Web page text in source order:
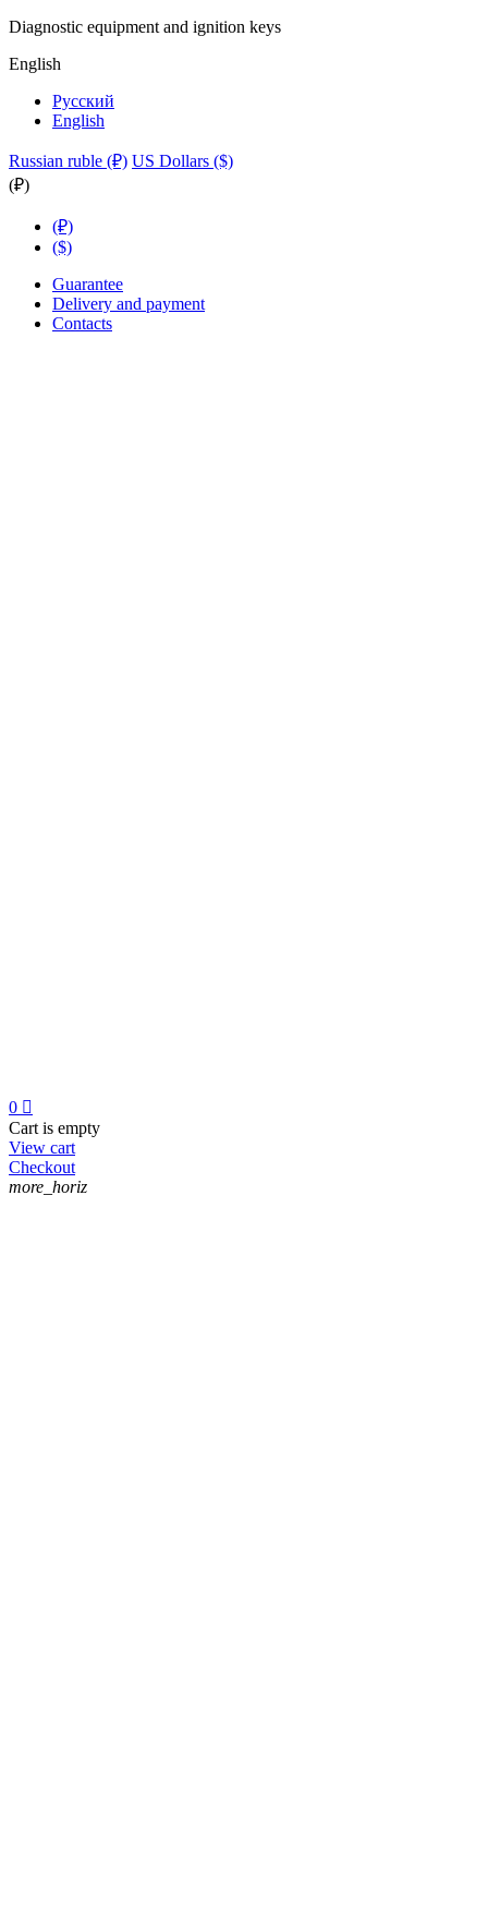
Diagnostic equipment and ignition keys
English
Русский
English
Russian ruble (₽) US Dollars ($)
(₽)
(₽)
($)
Guarantee
Delivery and payment
Contacts
0 
Cart is empty
View cart
Checkout
more_horiz